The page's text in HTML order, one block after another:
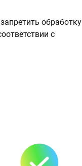
обработку
с